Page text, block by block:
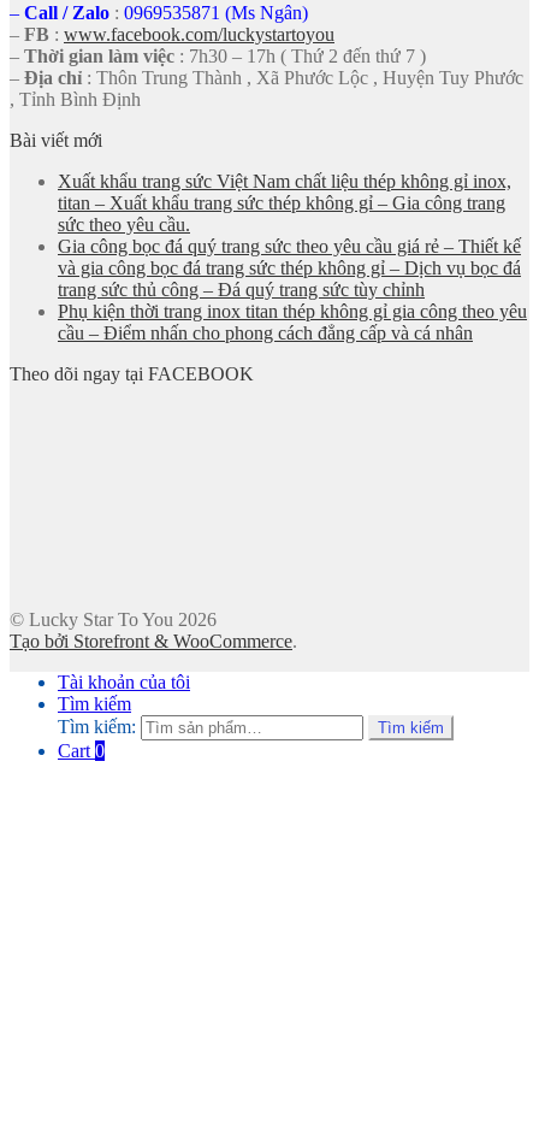
– Call / Zalo : 0969535871 (Ms Ngân)
– FB : www.facebook.com/luckystartoyou
– Thời gian làm việc : 7h30 – 17h ( Thứ 2 đến thứ 7 )
– Địa chỉ : Thôn Trung Thành , Xã Phước Lộc , Huyện Tuy Phước
, Tỉnh Bình Định
Bài viết mới
Xuất khẩu trang sức Việt Nam chất liệu thép không gỉ inox,
titan – Xuất khẩu trang sức thép không gỉ – Gia công trang
sức theo yêu cầu.
Gia công bọc đá quý trang sức theo yêu cầu giá rẻ – Thiết kế
và gia công bọc đá trang sức thép không gỉ – Dịch vụ bọc đá
trang sức thủ công – Đá quý trang sức tùy chỉnh
Phụ kiện thời trang inox titan thép không gỉ gia công theo yêu
cầu – Điểm nhấn cho phong cách đẳng cấp và cá nhân
Theo dõi ngay tại FACEBOOK
© Lucky Star To You 2026
Tạo bởi Storefront & WooCommerce.
Tài khoản của tôi
Tìm kiếm
Tìm kiếm:
Tìm kiếm
Cart 0